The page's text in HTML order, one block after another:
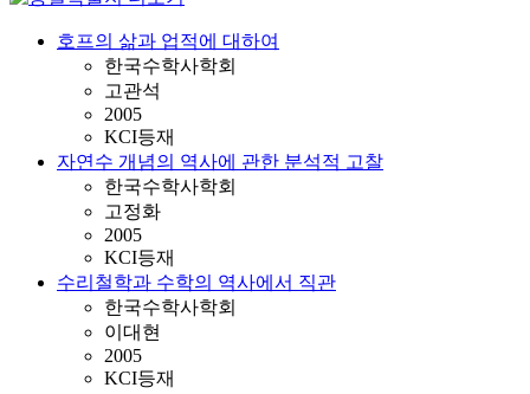
호프의 삶과 업적에 대하여
한국수학사학회
고관석
2005
KCI등재
자연수 개념의 역사에 관한 분석적 고찰
한국수학사학회
고정화
2005
KCI등재
수리철학과 수학의 역사에서 직관
한국수학사학회
이대현
2005
KCI등재